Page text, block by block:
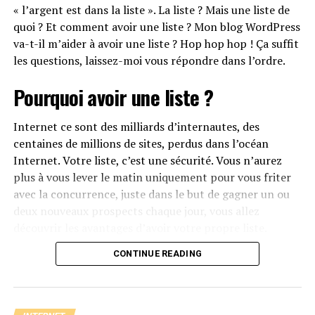
Notifications Push pour mobile
En utilisant WordPress pour Android ou
WordPress pour IOS, vous recevrez des alertes lorsque
Vidéopress
Finis les galères et les problèmes de standard,
Videopress permet d’ajouter facilement des vidéos sur
votre blog.
Un de nos articles précédents le présente plus en détails
mais tous les blogueurs reconnaissent que ce module est
qui arrivent en masse sur votre blog.
« l’argent est dans la liste ». La liste ? Mais une liste de
quoi ? Et comment avoir une liste ? Mon blog WordPress
va-t-il m’aider à avoir une liste ? Hop hop hop ! Ça suffit
les questions, laissez-moi vous répondre dans l’ordre.
Pourquoi avoir une liste ?
Internet ce sont des milliards d’internautes, des
centaines de millions de sites, perdus dans l’océan
Internet. Votre liste, c’est une sécurité. Vous n’aurez
plus à vous lever le matin uniquement pour vous friter
avec la concurrence, juste dans le but de gagner un ou
Avoir une liste vous servira à communiquer avec des
faites et qui, en plus, vous connaissent. Réfléchissez !
CONTINUE READING